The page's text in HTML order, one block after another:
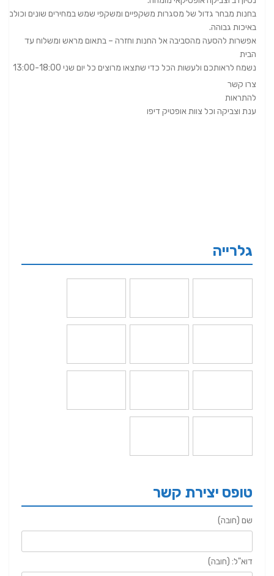
בחנות מבחר גדול של מסגרות משקפיים ומשקפי שמש במחירים שונים וכולם
באיכות גבוהה.
אפשרות להסעה מהסביבה אל החנות וחזרה – בתאום מראש ומשלוח עד
הבית
נשמח לראותכם ולעשות הכל כדי שתצאו מרוצים כל יום שני 13:00-18:00
צרו קשר
להתראות
ענת וצביקה וכל צוות אופטיק דיפו
גלרייה
טופס יצירת קשר
שם (חובה)
דוא"ל: (חובה)